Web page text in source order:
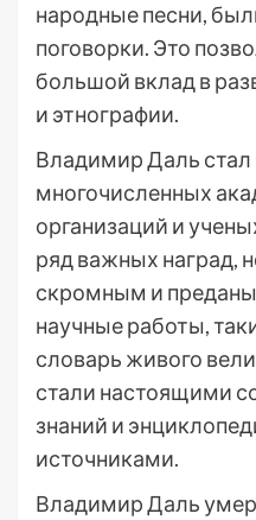
народные песни,
поговорки. Это
большой вклад в
и этнографии.
Владимир Даль стал
многочисленных
организаций и
ряд важных наград,
скромным и
научные работы,
словарь живого
стали настоящими
знаний и
источниками.
Владимир Даль умер